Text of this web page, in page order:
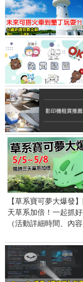
【草系寶可夢大爆發
天草系加倍！一起抓
（活動詳細時間、內容